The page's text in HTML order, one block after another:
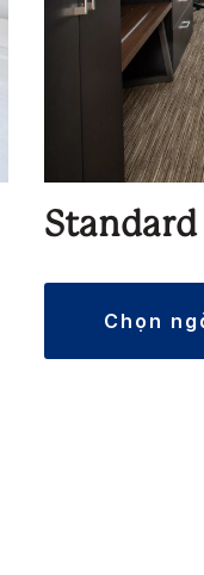
Standard
chọn